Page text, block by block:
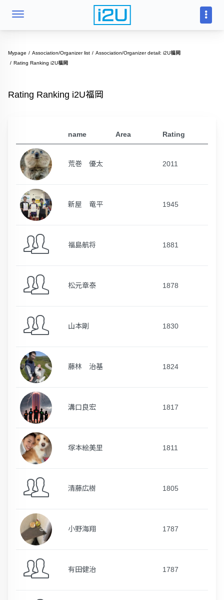
Mypage Association/Organizer list
Association/Organizer detail: i2U福岡
Rating Ranking i2U福岡
Rating Ranking i2U福岡
name Area Rating
荒巻 優太 2011
新屋 竜平 1945
福島航将 1881
松元章泰 1878
山本剛 1830
藤林 治基 1824
溝口良宏 1817
塚本絵美里 1811
清藤広樹 1805
小野海翔 1787
有田健治 1787